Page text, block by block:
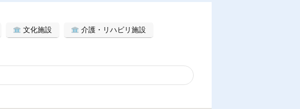
文化施設 介護・リハビリ施設